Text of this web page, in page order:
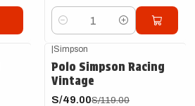
Cantidad
|Simpson
Polo Simpson Racing
Vintage
S/49.00S/119.00